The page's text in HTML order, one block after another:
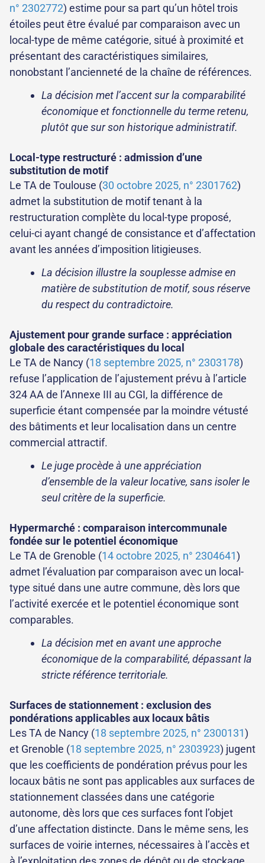
n° 2302772) estime pour sa part qu’un hôtel trois
étoiles peut être évalué par comparaison avec un
local-type de même catégorie, situé à proximité et
présentant des caractéristiques similaires,
nonobstant l’ancienneté de la chaîne de références.
La décision met l’accent sur la comparabilité
économique et fonctionnelle du terme retenu,
plutôt que sur son historique administratif.
Local-type restructuré : admission d’une
substitution de motif
Le TA de Toulouse (30 octobre 2025, n° 2301762)
admet la substitution de motif tenant à la
restructuration complète du local-type proposé,
celui-ci ayant changé de consistance et d’affectation
avant les années d’imposition litigieuses.
La décision illustre la souplesse admise en
matière de substitution de motif, sous réserve
du respect du contradictoire.
Ajustement pour grande surface : appréciation
globale des caractéristiques du local
Le TA de Nancy (18 septembre 2025, n° 2303178)
refuse l’application de l’ajustement prévu à l’article
324 AA de l’Annexe III au CGI, la différence de
superficie étant compensée par la moindre vétusté
des bâtiments et leur localisation dans un centre
commercial attractif.
Le juge procède à une appréciation
d’ensemble de la valeur locative, sans isoler le
seul critère de la superficie.
Hypermarché : comparaison intercommunale
fondée sur le potentiel économique
Le TA de Grenoble (14 octobre 2025, n° 2304641)
admet l’évaluation par comparaison avec un local-
type situé dans une autre commune, dès lors que
l’activité exercée et le potentiel économique sont
comparables.
La décision met en avant une approche
économique de la comparabilité, dépassant la
stricte référence territoriale.
Surfaces de stationnement : exclusion des
pondérations applicables aux locaux bâtis
Les TA de Nancy (18 septembre 2025, n° 2300131)
et Grenoble (18 septembre 2025, n° 2303923) jugent
que les coefficients de pondération prévus pour les
locaux bâtis ne sont pas applicables aux surfaces de
stationnement classées dans une catégorie
autonome, dès lors que ces surfaces font l’objet
d’une affectation distincte. Dans le même sens, les
surfaces de voirie internes, nécessaires à l’accès et